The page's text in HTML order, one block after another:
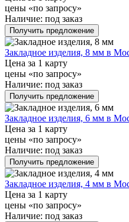
цены «по запросу»
Наличие: под заказ
Получить предложение
Закладное изделия, 8 мм в
Цена за 1 карту
цены «по запросу»
Наличие: под заказ
Получить предложение
Закладное изделия, 6 мм в
Цена за 1 карту
цены «по запросу»
Наличие: под заказ
Получить предложение
Закладное изделия, 4 мм в
Цена за 1 карту
цены «по запросу»
Наличие: под заказ